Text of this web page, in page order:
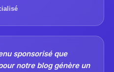
sponsorisé que
notre blog génère un